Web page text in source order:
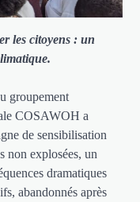
les citoyens : un
groupement
COSAWOH a
de sensibilisation
non explosées, un
dramatiques
abandonnés après